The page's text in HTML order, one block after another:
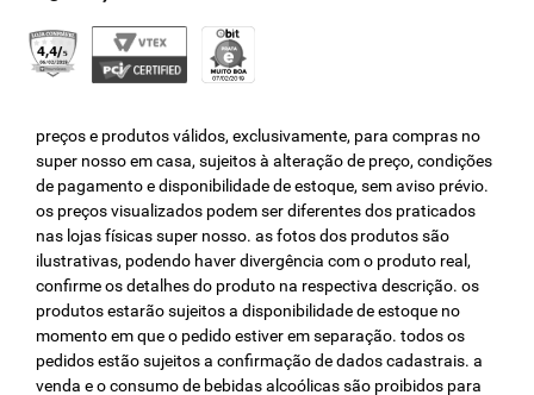
preços e produtos válidos, exclusivamente, para compras no
super nosso em casa, sujeitos à alteração de preço, condições
de pagamento e disponibilidade de estoque, sem aviso prévio.
os preços visualizados podem ser diferentes dos praticados
nas lojas físicas super nosso. as fotos dos produtos são
ilustrativas, podendo haver divergência com o produto real,
confirme os detalhes do produto na respectiva descrição. os
produtos estarão sujeitos a disponibilidade de estoque no
momento em que o pedido estiver em separação. todos os
pedidos estão sujeitos a confirmação de dados cadastrais. a
venda e o consumo de bebidas alcoólicas são proibidos para